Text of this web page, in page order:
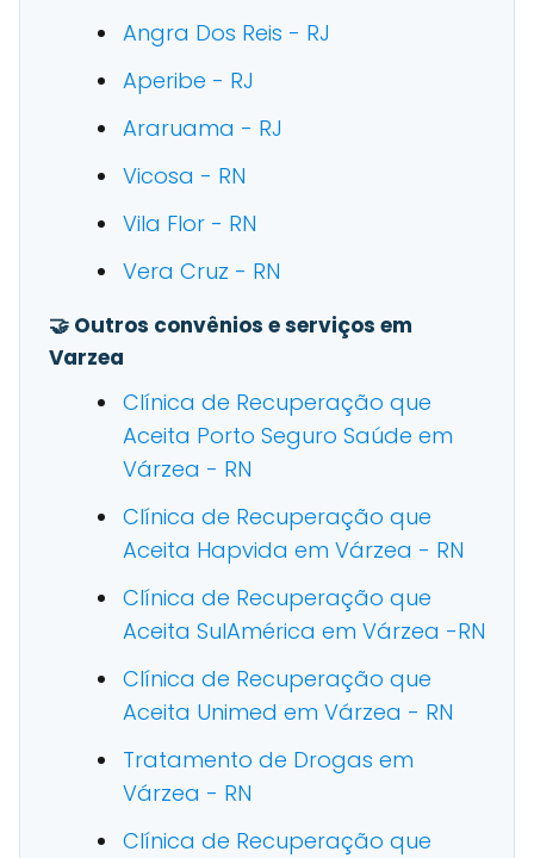
Angra Dos Reis - RJ
Aperibe - RJ
Araruama - RJ
Vicosa - RN
Vila Flor - RN
Vera Cruz - RN
🤝 Outros convênios e serviços em
Varzea
Clínica de Recuperação que
Aceita Porto Seguro Saúde em
Várzea - RN
Clínica de Recuperação que
Aceita Hapvida em Várzea - RN
Clínica de Recuperação que
Aceita SulAmérica em Várzea -RN
Clínica de Recuperação que
Aceita Unimed em Várzea - RN
Tratamento de Drogas em
Várzea - RN
Clínica de Recuperação que